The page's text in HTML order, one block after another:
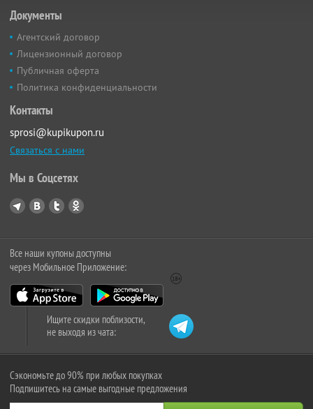
Документы
Агентский договор
Лицензионный договор
Публичная оферта
Политика конфиденциальности
Контакты
sprosi@kupikupon.ru
Связаться с нами
Мы в Соцсетях
Все наши купоны доступны
через Мобильное Приложение:
Ищите скидки поблизости,
не выходя из чата:
Сэкономьте до 90% при любых покупках
Подпишитесь на самые выгодные предложения